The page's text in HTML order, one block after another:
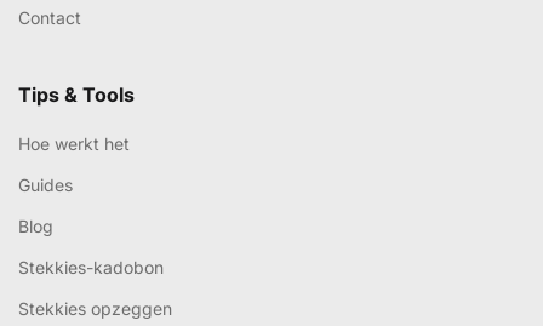
Contact
Tips & Tools
Hoe werkt het
Guides
Blog
Stekkies-kadobon
Stekkies opzeggen